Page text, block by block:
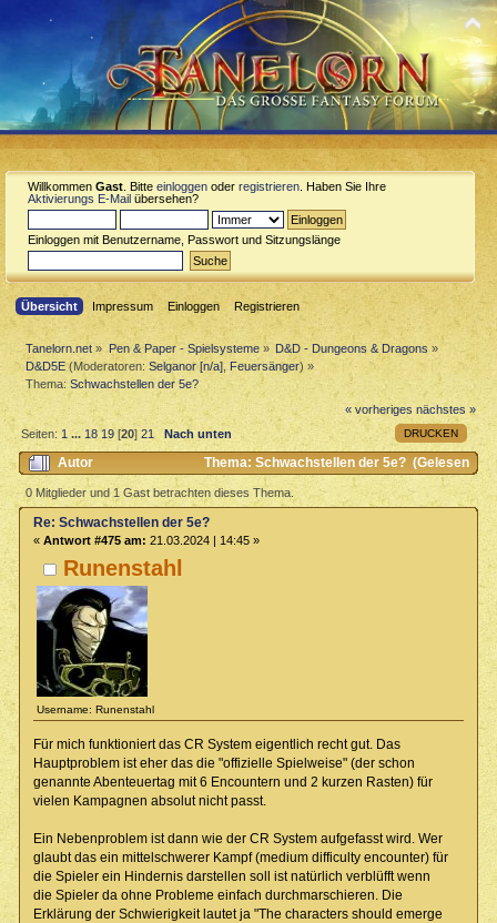
Willkommen Gast . Bitte einloggen oder registrieren . Haben Sie Ihre
Aktivierungs E-Mail übersehen?
Einloggen mit Benutzername, Passwort und Sitzungslänge
Übersicht Impressum Einloggen Registrieren
Tanelorn.net » Pen & Paper - Spielsysteme» D&D - Dungeons & Dragons »
D&D5E(Moderatoren:Selganor [n/a] Feuersänger) »
Thema:Schwachstellen der 5e?
« vorheriges nächstes »
DRUCKEN
Seiten:1 ...18 19 [20]21 Nach unten
Autor
Thema: Schwachstellen der 5e? (Gelesen
55524 mal)
0 Mitglieder und 1 Gast betrachten dieses Thema.
Runenstahl
Username: Runenstahl
Re: Schwachstellen der 5e?
« Antwort #475 am: 21.03.2024 | 14:45 »
Für mich funktioniert das CR System eigentlich recht gut. Das
Hauptproblem ist eher das die "offizielle Spielweise" (der schon
genannte Abenteuertag mit 6 Encountern und 2 kurzen Rasten) für
vielen Kampagnen absolut nicht passt.
Ein Nebenproblem ist dann wie der CR System aufgefasst wird. Wer
glaubt das ein mittelschwerer Kampf (medium difficulty encounter) für
die Spieler ein Hindernis darstellen soll ist natürlich verblüfft wenn
die Spieler da ohne Probleme einfach durchmarschieren. Die
Erklärung der Schwierigkeit lautet ja "The characters should emerge